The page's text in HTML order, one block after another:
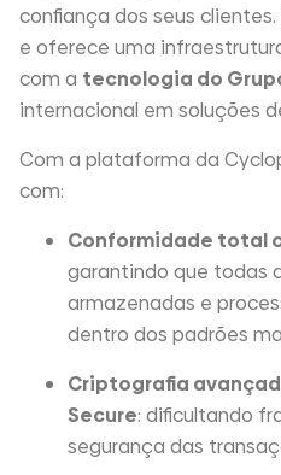
confiança dos seus
e oferece uma
com a tecnologia do
internacional em soluções
Com a plataforma da
com:
Conformidade total
garantindo que todas
armazenadas e
dentro dos padrões
Criptografia
Secure: dificultando
segurança das